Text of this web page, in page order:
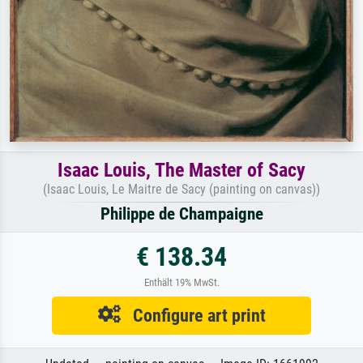
Isaac Louis, The Master of Sacy
(Isaac Louis, Le Maitre de Sacy (painting on canvas))
Philippe de Champaigne
€ 138.34
Enthält 19% MwSt.
Configure art print